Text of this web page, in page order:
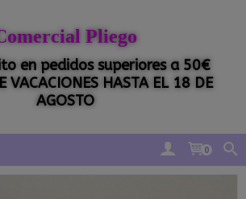
Pliego
en pedidos superiores a 50€
VACACIONES HASTA EL 18 DE
AGOSTO
0